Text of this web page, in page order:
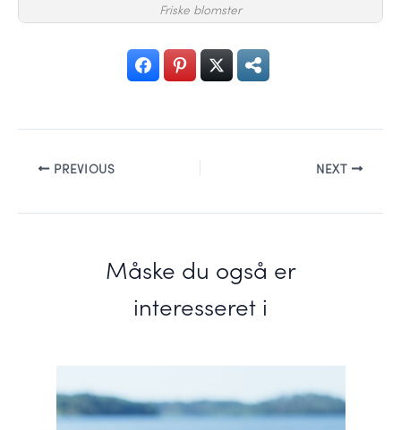
Friske blomster
PREVIOUS NEXT
Måske du også er
interesseret i